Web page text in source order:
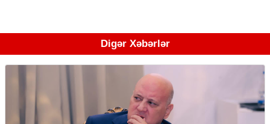
Digər Xəbərlər